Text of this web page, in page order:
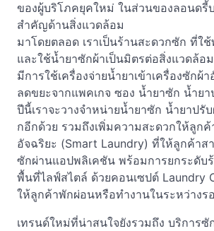
ของผู้บริโภคยุคใหม่ ในส่วนของลอนดรี้
สำคัญด้านสิ่งแวดล้อม
มาโดยตลอด เราเป็นร้านสะดวกซัก ที่ใ
และใช้น้ำยาซักผ้าเป็นมิตรต่อสิ่งแวดล้อ
มีการใช้เครื่องจ่ายน้ำยาเข้าเครื่องซักผ้
ลดขยะจากแพคเกจ ซอง น้ำยาซัก น้ำย
ปีนี้เราจะวางจำหน่ายน้ำยาซัก น้ำยาปรั
กอีกด้วย รวมถึงเพิ่มความสะดวกให้ลูก
อัจฉริยะ (Smart Laundry) ที่ให้ลูกค้าส
ซักผ่านแอปพลิเคชัน พร้อมการยกระดับ
พื้นที่ไลฟ์สไตล์ ด้วยคอนเซปต์ Laundry
ให้ลูกค้าพักผ่อนหรือทำงานในระหว่างร
เทรนด์ใหม่ที่น่าสนใจยังรวมถึง บริการ